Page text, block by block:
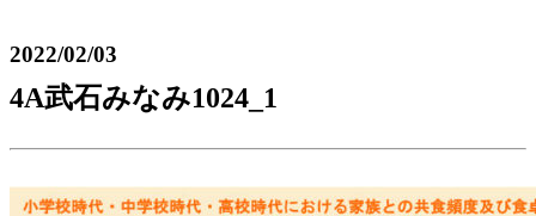
2022/02/03
4A武石みなみ1024_1